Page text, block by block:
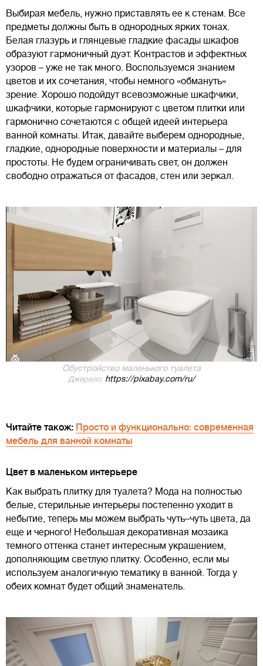
Выбирая мебель, нужно приставлять ее к стенам. Все
предметы должны быть в однородных ярких тонах.
Белая глазурь и глянцевые гладкие фасады шкафов
образуют гармоничный дуэт. Контрастов и эффектных
узоров – уже не так много. Воспользуемся знанием
цветов и их сочетания, чтобы немного «обмануть»
зрение. Хорошо подойдут всевозможные шкафчики,
шкафчики, которые гармонируют с цветом плитки или
гармонично сочетаются с общей идеей интерьера
ванной комнаты. Итак, давайте выберем однородные,
гладкие, однородные поверхности и материалы – для
простоты. Не будем ограничивать свет, он должен
свободно отражаться от фасадов, стен или зеркал.
Обустройство маленького туалета
Джерело: https://pixabay.com/ru/
Читайте також: Просто и функционально: современная
мебель для ванной комнаты
Цвет в маленьком интерьере
Как выбрать плитку для туалета? Мода на полностью
белые, стерильные интерьеры постепенно уходит в
небытие, теперь мы можем выбрать чуть–чуть цвета, да
еще и черного! Небольшая декоративная мозаика
темного оттенка станет интересным украшением,
дополняющим светлую плитку. Особенно, если мы
используем аналогичную тематику в ванной. Тогда у
обеих комнат будет общий знаменатель.